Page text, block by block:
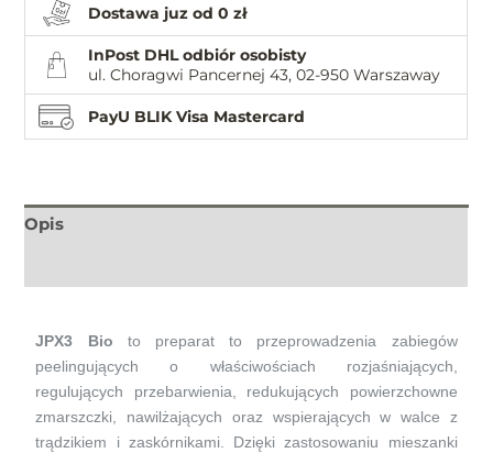
Dostawa juz od 0 zł
InPost DHL odbiór osobisty
ul. Choragwi Pancernej 43, 02-950 Warszaway
PayU BLIK Visa Mastercard
Opis
JPX3 Bio to preparat to przeprowadzenia zabiegów
peelingujących o właściwościach rozjaśniających,
regulujących przebarwienia, redukujących powierzchowne
zmarszczki, nawilżających oraz wspierających w walce z
trądzikiem i zaskórnikami. Dzięki zastosowaniu mieszanki